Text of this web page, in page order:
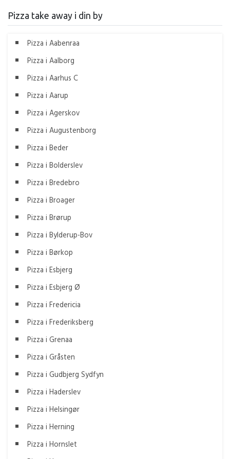
Pizza take away i din by
Pizza i Aabenraa
Pizza i Aalborg
Pizza i Aarhus C
Pizza i Aarup
Pizza i Agerskov
Pizza i Augustenborg
Pizza i Beder
Pizza i Bolderslev
Pizza i Bredebro
Pizza i Broager
Pizza i Brørup
Pizza i Bylderup-Bov
Pizza i Børkop
Pizza i Esbjerg
Pizza i Esbjerg Ø
Pizza i Fredericia
Pizza i Frederiksberg
Pizza i Grenaa
Pizza i Gråsten
Pizza i Gudbjerg Sydfyn
Pizza i Haderslev
Pizza i Helsingør
Pizza i Herning
Pizza i Hornslet